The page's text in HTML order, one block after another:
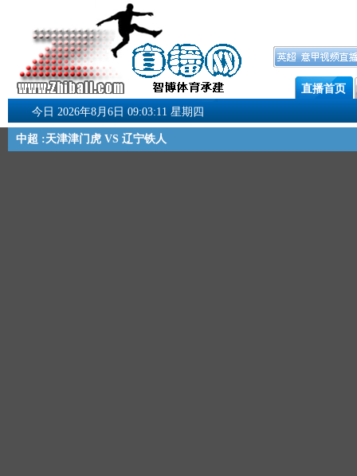
直播首页
今日 2026年8月6日 09:03:11 星期四
中超 :天津津门虎 VS 辽宁铁人